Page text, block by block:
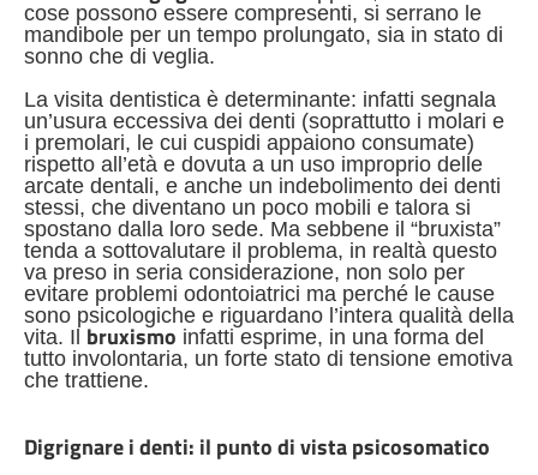
cose possono essere compresenti, si serrano le
mandibole per un tempo prolungato, sia in stato di
sonno che di veglia.
La visita dentistica è determinante: infatti segnala
un’usura eccessiva dei denti (soprattutto i molari e
i premolari, le cui cuspidi appaiono consumate)
rispetto all’età e dovuta a un uso improprio delle
arcate dentali, e anche un indebolimento dei denti
stessi, che diventano un poco mobili e talora si
spostano dalla loro sede. Ma sebbene il “bruxista”
tenda a sottovalutare il problema, in realtà questo
va preso in seria considerazione, non solo per
evitare problemi odontoiatrici ma perché le cause
sono psicologiche e riguardano l’intera qualità della
vita. Il bruxismo infatti esprime, in una forma del
tutto involontaria, un forte stato di tensione emotiva
che trattiene.
Digrignare i denti: il punto di vista psicosomatico